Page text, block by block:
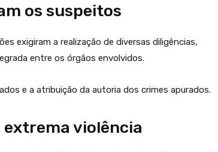
os suspeitos
exigiram a realização de diversas diligências,
entre os órgãos envolvidos.
e a atribuição da autoria dos crimes apurados.
extrema violência